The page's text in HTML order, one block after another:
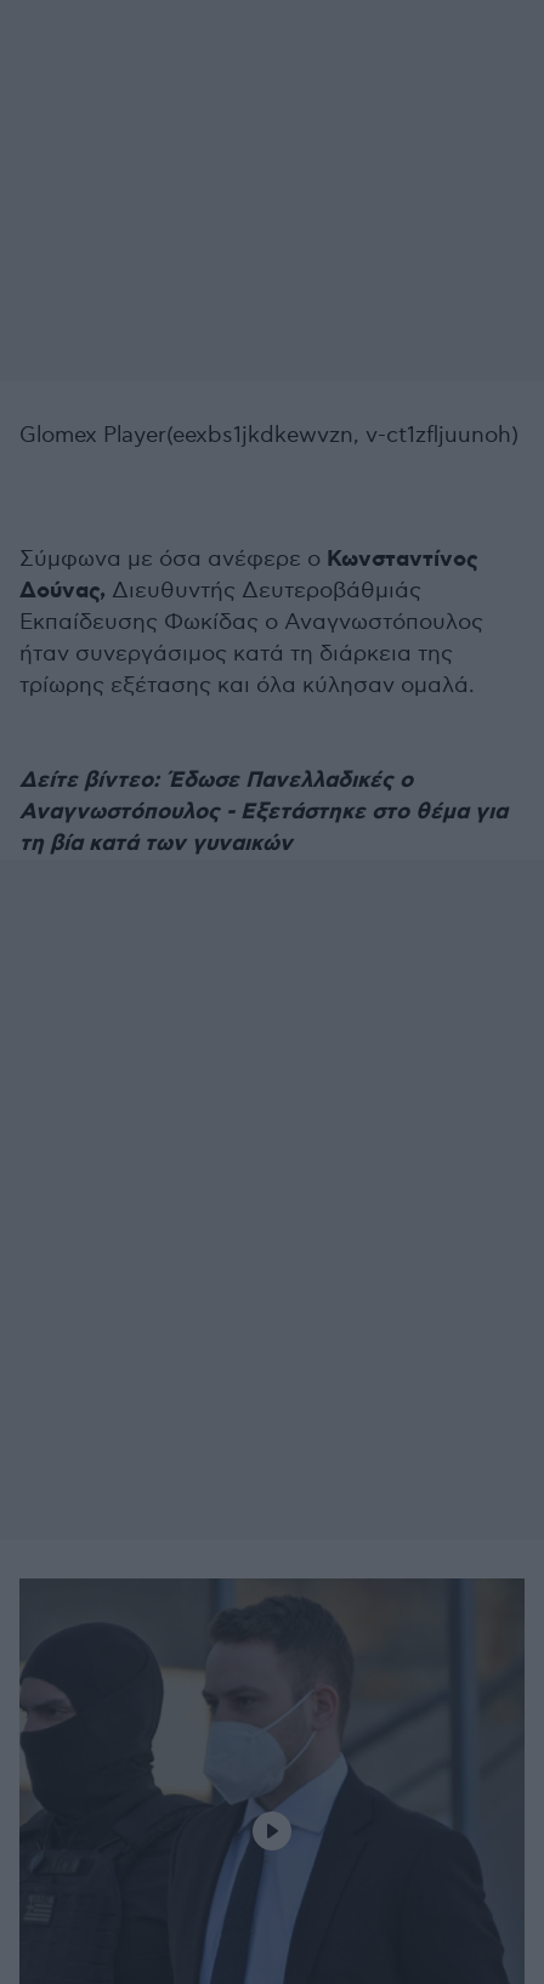
Glomex Player(eexbs1jkdkewvzn, v-ct1zfljuunoh)
Σύμφωνα με όσα ανέφερε ο Κωνσταντίνος
Δούνας, Διευθυντής Δευτεροβάθμιάς
Εκπαίδευσης Φωκίδας ο Αναγνωστόπουλος
ήταν συνεργάσιμος κατά τη διάρκεια της
τρίωρης εξέτασης και όλα κύλησαν ομαλά.
Δείτε βίντεο: Έδωσε Πανελλαδικές ο
Αναγνωστόπουλος - Εξετάστηκε στο θέμα για
τη βία κατά των γυναικών